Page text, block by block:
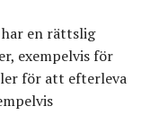
en rättslig
exempelvis för
för att efterleva